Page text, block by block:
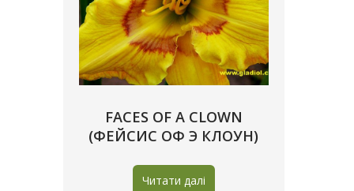
FACES OF A CLOWN
(ФЕЙСИС ОФ Э КЛОУН)
Читати далі